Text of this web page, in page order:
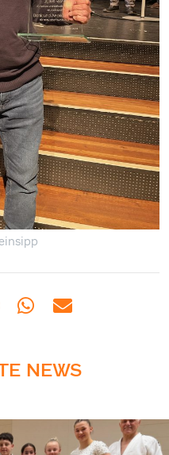
NEWS